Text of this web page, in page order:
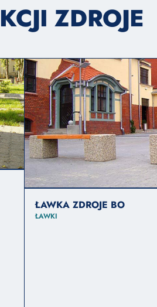
ZDROJE
ŁAWKA ZDROJE BO
ŁAWKI